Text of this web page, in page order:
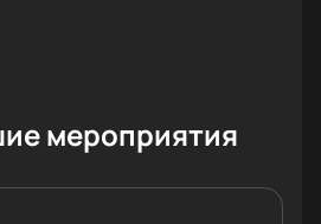
мероприятия